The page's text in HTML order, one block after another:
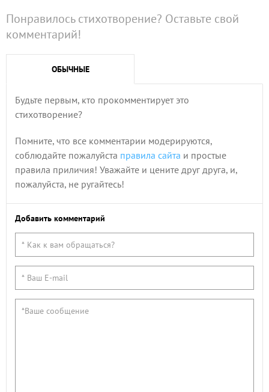
Понравилось стихотворение? Оставьте свой
комментарий!
ОБЫЧНЫЕ
Будьте первым, кто прокомментирует это
стихотворение?
Помните, что все комментарии модерируются,
соблюдайте пожалуйста правила сайта и простые
правила приличия! Уважайте и цените друг друга, и,
пожалуйста, не ругайтесь!
Добавить комментарий